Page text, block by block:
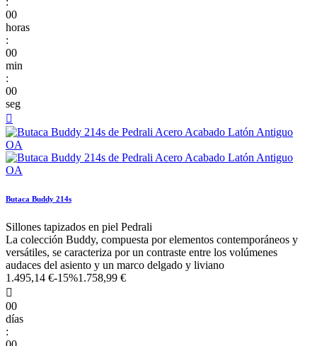
00
horas
:
00
min
:
00
seg

Butaca Buddy 214s
Sillones tapizados en piel Pedrali
La colección Buddy, compuesta por elementos contemporáneos y
versátiles, se caracteriza por un contraste entre los volúmenes
audaces del asiento y un marco delgado y liviano
1.495,14 €-15%1.758,99 €

00
días
: